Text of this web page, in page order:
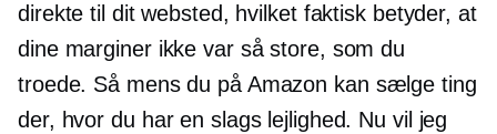
direkte til dit websted, hvilket faktisk betyder, at
dine marginer ikke var så store, som du
troede. Så mens du på Amazon kan sælge ting
der, hvor du har en slags lejlighed. Nu vil jeg